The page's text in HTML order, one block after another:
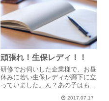
頑張れ！生保レディ！！
研修でお伺いした企業様で、お昼
休みに若い生保レディが廊下に立
っていました。ん？あの子はもし
2017.07.17